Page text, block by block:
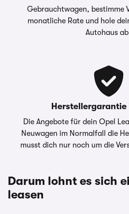
Gebrauchtwagen, bestimme
monatliche Rate und hole
Autohaus
Die Angebote für dein Opel
Neuwagen im Normalfall die
musst dich nur noch um die
Darum lohnt es sich
leasen